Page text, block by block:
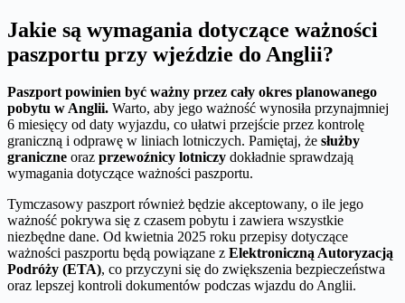
Jakie są wymagania dotyczące ważności
paszportu przy wjeździe do Anglii?
Paszport powinien być ważny przez cały okres planowanego
pobytu w Anglii. Warto, aby jego ważność wynosiła przynajmniej
6 miesięcy od daty wyjazdu, co ułatwi przejście przez kontrolę
graniczną i odprawę w liniach lotniczych. Pamiętaj, że służby
graniczne oraz przewoźnicy lotniczy dokładnie sprawdzają
wymagania dotyczące ważności paszportu.
Tymczasowy paszport również będzie akceptowany, o ile jego
ważność pokrywa się z czasem pobytu i zawiera wszystkie
niezbędne dane. Od kwietnia 2025 roku przepisy dotyczące
ważności paszportu będą powiązane z Elektroniczną Autoryzacją
Podróży (ETA), co przyczyni się do zwiększenia bezpieczeństwa
oraz lepszej kontroli dokumentów podczas wjazdu do Anglii.